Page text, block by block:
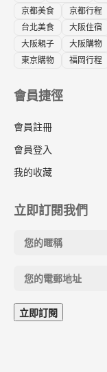
京都美食
京都行程
台北美食
大阪住宿
大阪親子
大阪購物
東京購物
福岡行程
會員捷徑
會員註冊
會員登入
我的收藏
立即訂閱我們